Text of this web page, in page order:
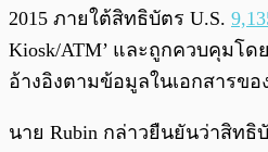
2015 ภายใต้สิทธิบัตร U.S.
Kiosk/ATM’ และถูกควบคุมโด
อ้างอิงตามข้อมูลในเอกสารขอ
นาย Rubin กล่าวยืนยันว่าสิทธิ